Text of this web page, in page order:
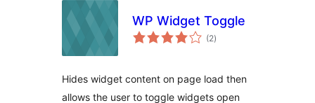
WP Widget Toggle
(2གདེང་
འཇོག་
)
Hides widget content on page load then
allows the user to toggle widgets open